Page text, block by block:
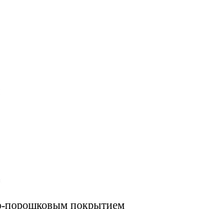
порошковым покрытием